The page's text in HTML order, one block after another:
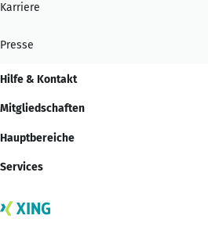
Karriere
Presse
Hilfe & Kontakt
Mitgliedschaften
Hauptbereiche
Services